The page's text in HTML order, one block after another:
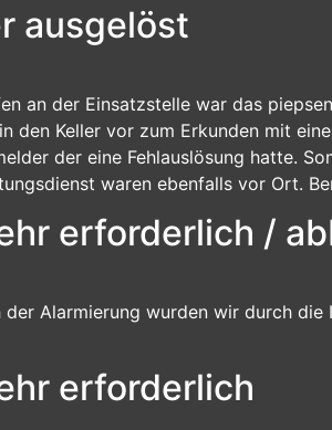
ausgelöst
an der Einsatzstelle war das
Keller vor zum Erkunden mit
der eine Fehlauslösung hatte.
waren ebenfalls vor Ort.
erforderlich /
Alarmierung wurden wir durch
erforderlich